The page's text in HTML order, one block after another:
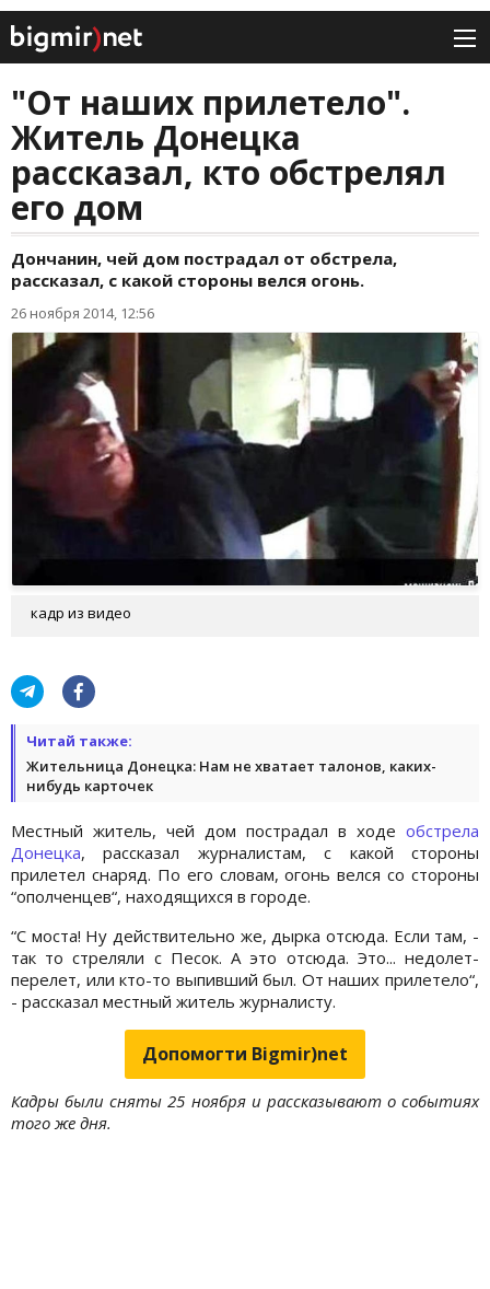
"От наших прилетело".
Житель Донецка
рассказал, кто обстрелял
его дом
Дончанин, чей дом пострадал от обстрела,
рассказал, с какой стороны велся огонь.
26 ноября 2014, 12:56
кадр из видео
Читай также:
Жительница Донецка: Нам не хватает талонов, каких-
нибудь карточек
Местный житель, чей дом пострадал в ходе обстрела
Донецка, рассказал журналистам, с какой стороны
прилетел снаряд. По его словам, огонь велся со стороны
“ополченцев“, находящихся в городе.
“С моста! Ну действительно же, дырка отсюда. Если там, -
так то стреляли с Песок. А это отсюда. Это... недолет-
перелет, или кто-то выпивший был. От наших прилетело“,
- рассказал местный житель журналисту.
Допомогти Bigmir)net
Кадры были сняты 25 ноября и рассказывают о событиях
того же дня.